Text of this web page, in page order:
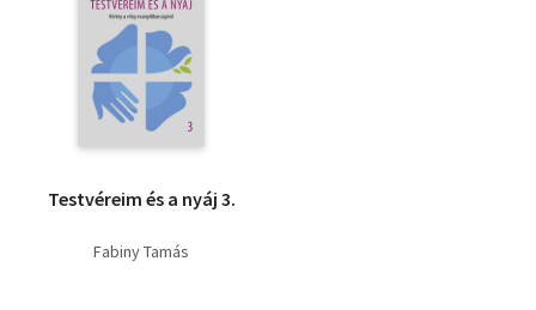
Testvéreim és a nyáj 3.
Fabiny Tamás